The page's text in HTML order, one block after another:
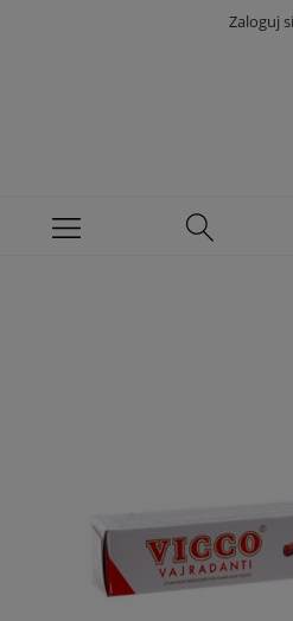
Zaloguj